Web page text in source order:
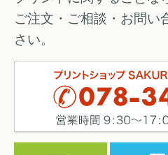
ご注文・ご相談・お問い
さい。